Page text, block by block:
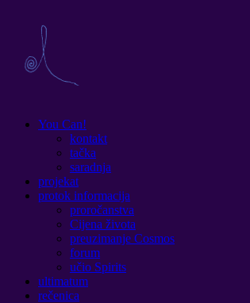
You Can!
kontakt
tačka
saradnja
projekat
protok informacija
proročanstva
Cijena života
preuzimanje Cosmos
forum
učio Spirits
ultimatum
rečenica